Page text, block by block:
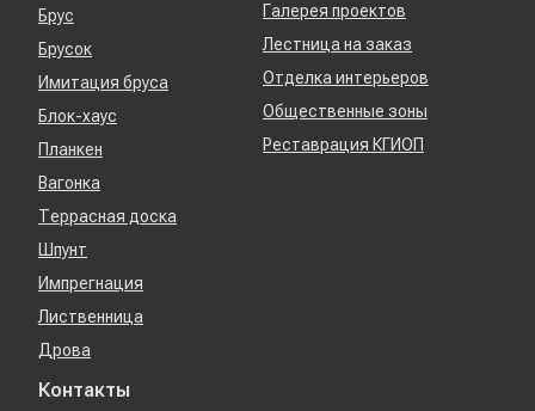
Брус
Брусок
Имитация бруса
Блок-хаус
Планкен
Вагонка
Террасная доска
Шпунт
Импрегнация
Лиственница
Дрова
Галерея проектов
Лестница на заказ
Отделка интерьеров
Общественные зоны
Реставрация КГИОП
Контакты